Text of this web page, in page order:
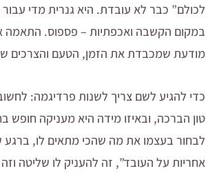
לכולם” כבר לא עובדת. היא גנרית מדי
במקום הקשבה ואכפתיות – פספוס. התאמה
מודעת שמכבדת את הזמן, הטעם והצרכים
כדי להגיע לשם צריך לשנות פרדיגמה:
טון הברכה, ובאיזו מידה היא מעניקה חופש
לבחור בעצמו את מה שהכי מתאים לו, ברגע
אחריות על העובד”, זה להעניק לו שליטה